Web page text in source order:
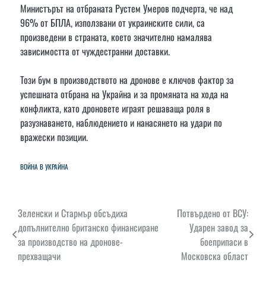
Министърът на отбраната Рустем Умеров подчерта, че над
96% от БПЛА, използвани от украинските сили, са
произведени в страната, което значително намалява
зависимостта от чуждестранни доставки.
Този бум в производството на дронове е ключов фактор за
успешната отбрана на Украйна и за промяната на хода на
конфликта, като дроновете играят решаваща роля в
разузнаването, наблюдението и нанасянето на удари по
вражески позиции.
ВОЙНА В УКРАЙНА
Навигация
Зеленски и Стармър обсъдиха
допълнително британско финансиране
за производство на дронове-
прехващачи
Потвърдено от ВСУ:
Ударен завод за
боеприпаси в
Московска област